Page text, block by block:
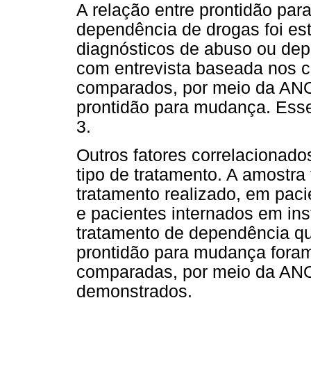
A relação entre prontidão
dependência de drogas foi
diagnósticos de abuso ou
com entrevista baseada nos
comparados, por meio da
prontidão para mudança.
3.
Outros fatores
tipo de tratamento. A
tratamento realizado, em
e pacientes internados em
tratamento de dependência
prontidão para mudança
comparadas, por meio da
demonstrados.